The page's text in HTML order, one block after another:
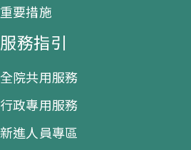
重要措施
服務指引
全院共用服務
行政專用服務
新進人員專區